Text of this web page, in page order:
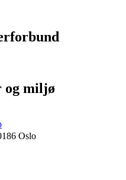
og miljø
Oslo